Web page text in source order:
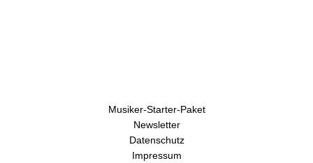
Musiker-Starter-Paket
Newsletter
Datenschutz
Impressum